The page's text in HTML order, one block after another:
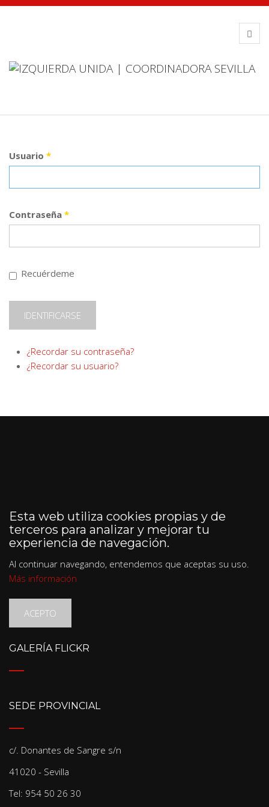
Usuario *
Contraseña *
Recuérdeme
IDENTIFICARSE
¿Recordar su contraseña?
¿Recordar su usuario?
Esta web utiliza cookies propias y de
terceros para analizar y mejorar tu
experiencia de navegación.
Al continuar navegando, entendemos que aceptas su uso.
Más información
ACEPTO
GALERÍA FLICKR
SEDE PROVINCIAL
c/. Donantes de Sangre s/n
41020 - Sevilla
Tel: 954 50 26 30